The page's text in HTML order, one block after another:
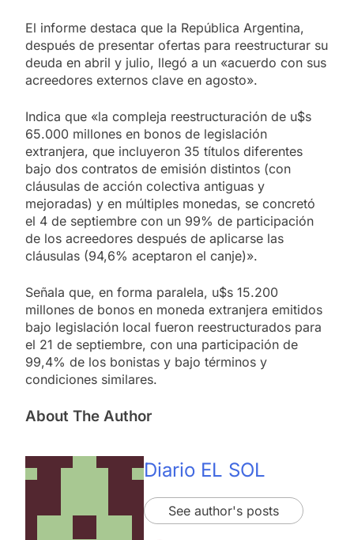
El informe destaca que la República Argentina,
después de presentar ofertas para reestructurar su
deuda en abril y julio, llegó a un «acuerdo con sus
acreedores externos clave en agosto».
Indica que «la compleja reestructuración de u$s
65.000 millones en bonos de legislación
extranjera, que incluyeron 35 títulos diferentes
bajo dos contratos de emisión distintos (con
cláusulas de acción colectiva antiguas y
mejoradas) y en múltiples monedas, se concretó
el 4 de septiembre con un 99% de participación
de los acreedores después de aplicarse las
cláusulas (94,6% aceptaron el canje)».
Señala que, en forma paralela, u$s 15.200
millones de bonos en moneda extranjera emitidos
bajo legislación local fueron reestructurados para
el 21 de septiembre, con una participación de
99,4% de los bonistas y bajo términos y
condiciones similares.
About The Author
Diario EL SOL
See author's posts